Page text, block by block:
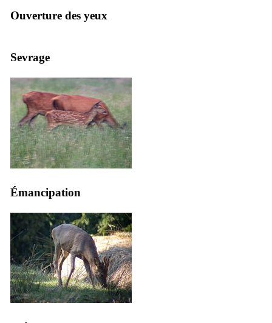
Ouverture des yeux
Sevrage
Émancipation